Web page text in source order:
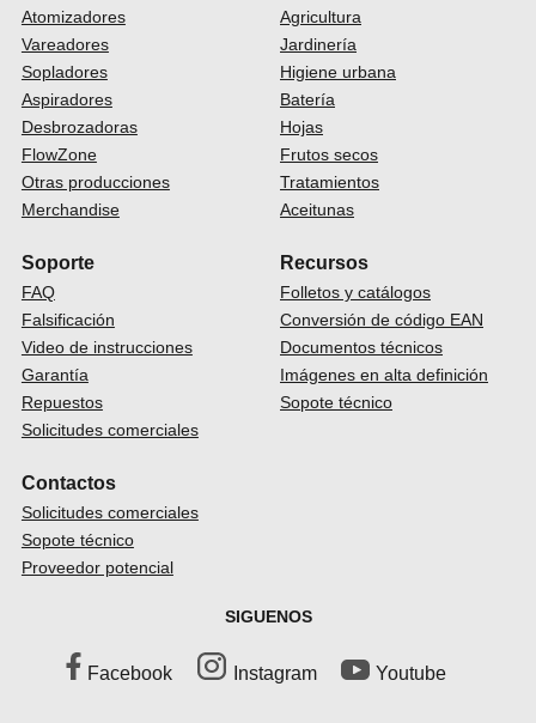
Atomizadores
Vareadores
Sopladores
Aspiradores
Desbrozadoras
FlowZone
Otras producciones
Merchandise
Agricultura
Jardinería
Higiene urbana
Batería
Hojas
Frutos secos
Tratamientos
Aceitunas
Soporte
FAQ
Falsificación
Video de instrucciones
Garantía
Repuestos
Solicitudes comerciales
Recursos
Folletos y catálogos
Conversión de código EAN
Documentos técnicos
Imágenes en alta definición
Sopote técnico
Contactos
Solicitudes comerciales
Sopote técnico
Proveedor potencial
SIGUENOS
Facebook Instagram Youtube